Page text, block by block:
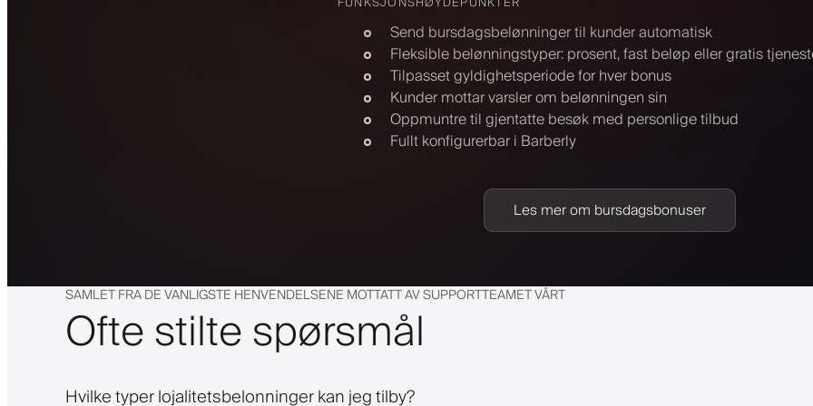
Send bursdagsbelønninger til kunder automatisk
Fleksible belønningstyper: prosent, fast beløp eller gratis
Tilpasset gyldighetsperiode for hver bonus
Kunder mottar varsler om belønningen sin
Oppmuntre til gjentatte besøk med personlige tilbud
Fullt konfigurerbar i Barberly
Les mer om bursdagsbonuser
SAMLET FRA DE VANLIGSTE HENVENDELSENE MOTTATT AV SUPPORTTEAMET VÅRT
Ofte stilte spørsmål
Hvilke typer lojalitetsbelonninger kan jeg tilby?